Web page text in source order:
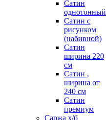
Сатин
однотонный
Сатин с
рисунком
(набивной)
Сатин
ширина 220
см
Сатин ,
ширина от
240 см
Сатин
премиум
Саржа х/б